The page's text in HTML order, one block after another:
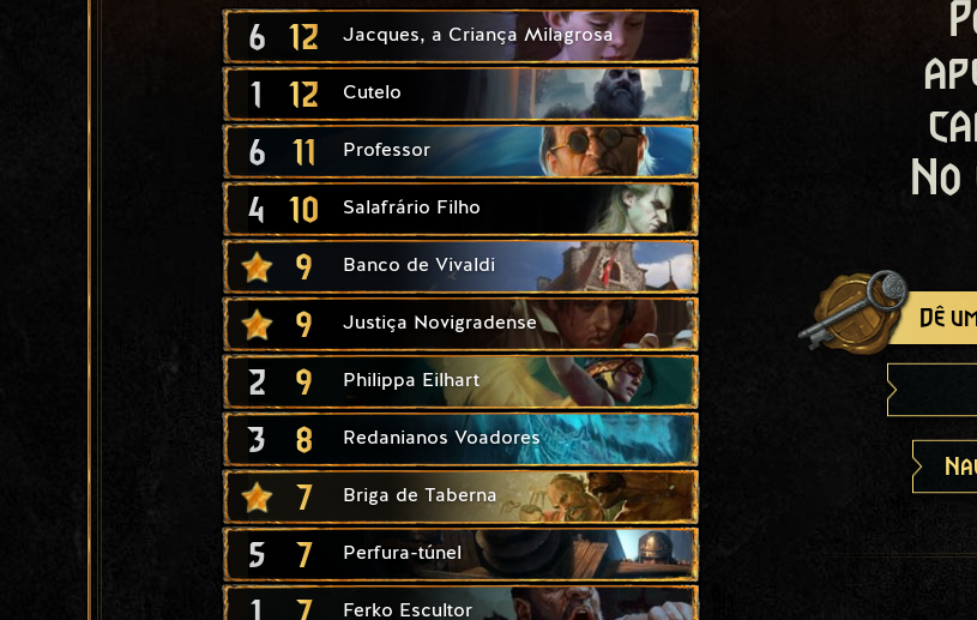
6 12 Jacques, a Criança Milagrosa
1 12 Cutelo
6 11 Professor
4 10 Salafrário Filho
9 Banco de Vivaldi
9 Justiça Novigradense
2 9 Philippa Eilhart
3 8 Redanianos Voadores
7 Briga de Taberna
5 7 Perfura-túnel
1 7 Ferko Escultor
Dê